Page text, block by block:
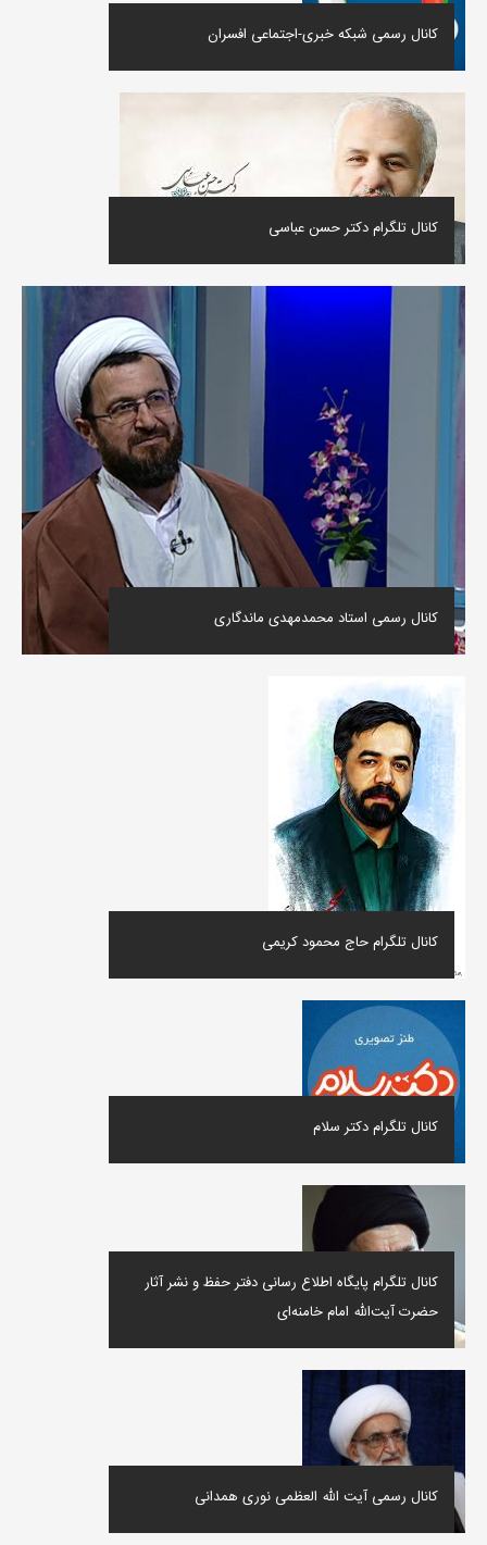
کانال رسمی شبکه خبری-اجتماعی افسران
کانال تلگرام دکتر حسن عباسی
کانال رسمی استاد محمدمهدی ماندگاری
کانال تلگرام حاج محمود کریمی
کانال تلگرام دکتر سلام
کانال تلگرام پايگاه اطلاع رسانی دفتر حفظ و نشر آثار
حضرت آیت‌الله امام خامنه‌ای
کانال رسمی آیت الله العظمی نوری همدانی